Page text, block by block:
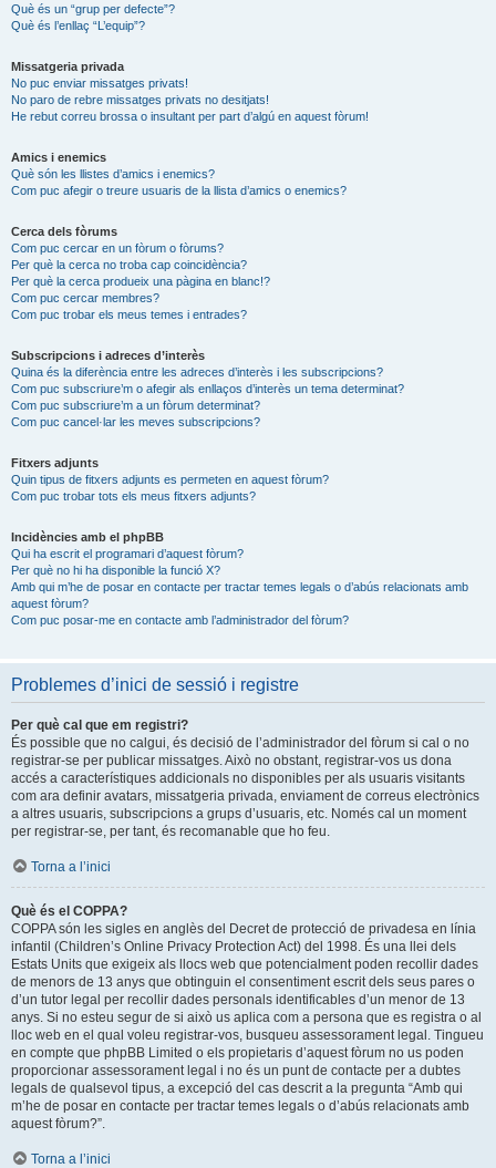
Què és un “grup per defecte”?
Què és l’enllaç “L’equip”?
Missatgeria privada
No puc enviar missatges privats!
No paro de rebre missatges privats no desitjats!
He rebut correu brossa o insultant per part d’algú en aquest fòrum!
Amics i enemics
Què són les llistes d’amics i enemics?
Com puc afegir o treure usuaris de la llista d’amics o enemics?
Cerca dels fòrums
Com puc cercar en un fòrum o fòrums?
Per què la cerca no troba cap coincidència?
Per què la cerca produeix una pàgina en blanc!?
Com puc cercar membres?
Com puc trobar els meus temes i entrades?
Subscripcions i adreces d’interès
Quina és la diferència entre les adreces d’interès i les subscripcions?
Com puc subscriure’m o afegir als enllaços d’interès un tema determinat?
Com puc subscriure’m a un fòrum determinat?
Com puc cancel·lar les meves subscripcions?
Fitxers adjunts
Quin tipus de fitxers adjunts es permeten en aquest fòrum?
Com puc trobar tots els meus fitxers adjunts?
Incidències amb el phpBB
Qui ha escrit el programari d’aquest fòrum?
Per què no hi ha disponible la funció X?
Amb qui m’he de posar en contacte per tractar temes legals o d’abús relacionats amb
aquest fòrum?
Com puc posar-me en contacte amb l’administrador del fòrum?
Problemes d’inici de sessió i registre
Per què cal que em registri?
És possible que no calgui, és decisió de l’administrador del fòrum si cal o no
registrar-se per publicar missatges. Això no obstant, registrar-vos us dona
accés a característiques addicionals no disponibles per als usuaris visitants
com ara definir avatars, missatgeria privada, enviament de correus electrònics
a altres usuaris, subscripcions a grups d’usuaris, etc. Només cal un moment
per registrar-se, per tant, és recomanable que ho feu.
Torna a l’inici
Què és el COPPA?
COPPA són les sigles en anglès del Decret de protecció de privadesa en línia
infantil (Children’s Online Privacy Protection Act) del 1998. És una llei dels
Estats Units que exigeix als llocs web que potencialment poden recollir dades
de menors de 13 anys que obtinguin el consentiment escrit dels seus pares o
d’un tutor legal per recollir dades personals identificables d’un menor de 13
anys. Si no esteu segur de si això us aplica com a persona que es registra o al
lloc web en el qual voleu registrar-vos, busqueu assessorament legal. Tingueu
en compte que phpBB Limited o els propietaris d’aquest fòrum no us poden
proporcionar assessorament legal i no és un punt de contacte per a dubtes
legals de qualsevol tipus, a excepció del cas descrit a la pregunta “Amb qui
m’he de posar en contacte per tractar temes legals o d’abús relacionats amb
aquest fòrum?”.
Torna a l’inici